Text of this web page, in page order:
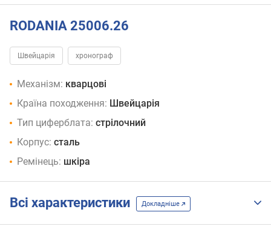
RODANIA 25006.26
Швейцарія хронограф
Механізм: кварцові
Країна походження: Швейцарія
Тип циферблата: стрілочний
Корпус: сталь
Ремінець: шкіра
Всі характеристики Докладніше